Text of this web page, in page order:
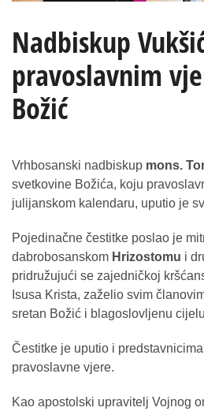
Nadbiskup
pravoslavnim
Božić
Vrhbosanski nadbiskup mons.
svetkovine Božića, koju
julijanskom kalendaru, uputio je
Pojedinačne čestitke poslao je
dabrobosanskom Hrizostomu i
pridružujući se zajedničkoj
Isusa Krista, zaželio svim
sretan Božić i blagoslovljenu
Čestitke je uputio i
pravoslavne vjere.
Kao apostolski upravitelj Vojnog